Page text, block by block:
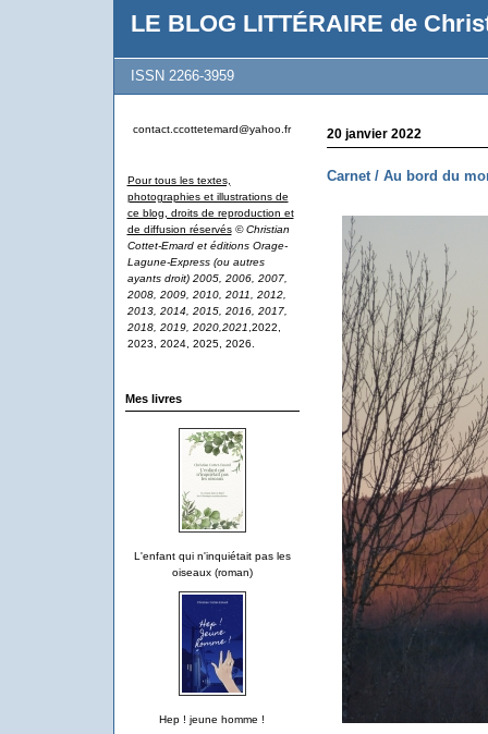
LE BLOG LITTÉRAIRE de
ISSN 2266-3959
contact.ccottetemard@yahoo.fr
Pour tous les textes,
photographies et illustrations de
ce blog, droits de reproduction et
de diffusion réservés © Christian
Cottet-Emard et éditions Orage-
Lagune-Express (ou autres
ayants droit) 2005, 2006, 2007,
2008, 2009, 2010, 2011, 2012,
2013, 2014, 2015, 2016, 2017,
2018, 2019, 2020,2021 ,2022,
2023, 2024, 2025, 2026.
Mes livres
L'enfant qui n'inquiétait pas les
oiseaux (roman)
Hep ! jeune homme !
20 janvier 2022
Carnet / Au bord du